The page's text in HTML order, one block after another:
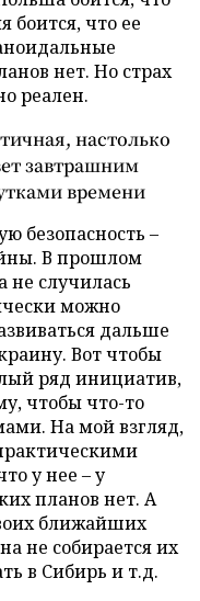
боится, что ее
нет. Но страх
реален.
настолько
завтрашним
времени
безопасность –
В прошлом
не случилась
можно
дальше
Вот чтобы
ряд инициатив,
чтобы что-то
На мой взгляд,
у нее – у
планов нет. А
ближайших
не собирается их
в Сибирь и т.д.